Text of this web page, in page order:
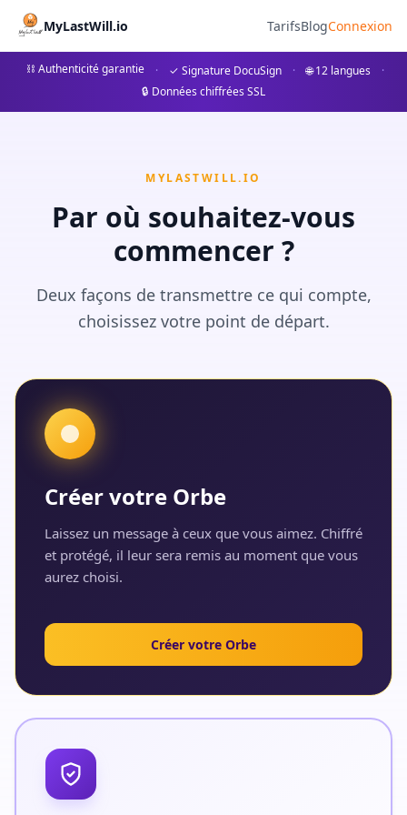
MyLastWill.io TarifsBlogConnexion
⛓ Authenticité garantie · ✓ Signature DocuSign · 🌐 12 langues
·
🔒 Données chiffrées SSL
MYLASTWILL.IO
Par où souhaitez-vous
commencer ?
Deux façons de transmettre ce qui compte,
choisissez votre point de départ.
Créer votre Orbe
Laissez un message à ceux que vous aimez. Chiffré
et protégé, il leur sera remis au moment que vous
aurez choisi.
Créer votre Orbe